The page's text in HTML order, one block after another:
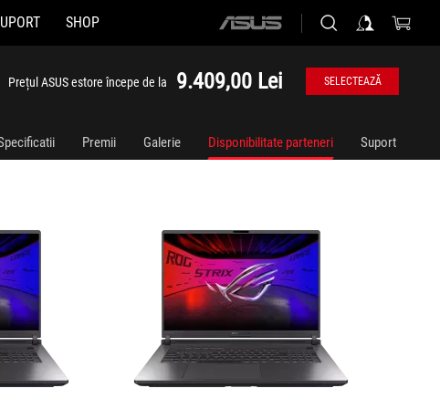
SHOP
ASUS
Prețul ASUS estore începe de la 9.409,00 Lei SELECTEAZĂ
Premii Galerie Disponibilitate parteneri Suport